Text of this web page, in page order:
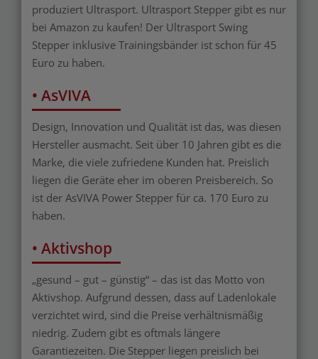
produziert Ultrasport. Ultrasport Stepper gibt es nur
bei Amazon zu kaufen! Der Ultrasport Swing
Stepper inklusive Trainingsbänder ist schon für 45
Euro zu haben.
• AsVIVA
Design, Innovation und Qualität ist das, was diesen
Hersteller ausmacht. Seit über 10 Jahren gibt es die
Marke, die viele zufriedene Kunden hat. Preislich
liegen die Geräte eher im oberen Preisbereich. So
ist der AsVIVA Power Stepper für ca. 170 Euro zu
haben.
• Aktivshop
„gesund – gut – günstig“ – das ist das Motto von
Aktivshop. Aufgrund dessen, dass auf Ladenlokale
verzichtet wird, sind die Preise verhältnismäßig
niedrig. Zudem gibt es oftmals längere
Garantiezeiten. Die Stepper liegen preislich bei